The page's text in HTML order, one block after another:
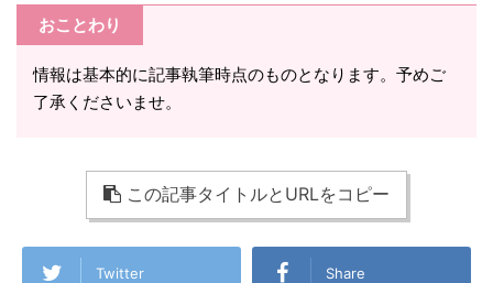
おことわり
情報は基本的に記事執筆時点のものとなります。予めご
了承くださいませ。
この記事タイトルとURLをコピー
Twitter Share